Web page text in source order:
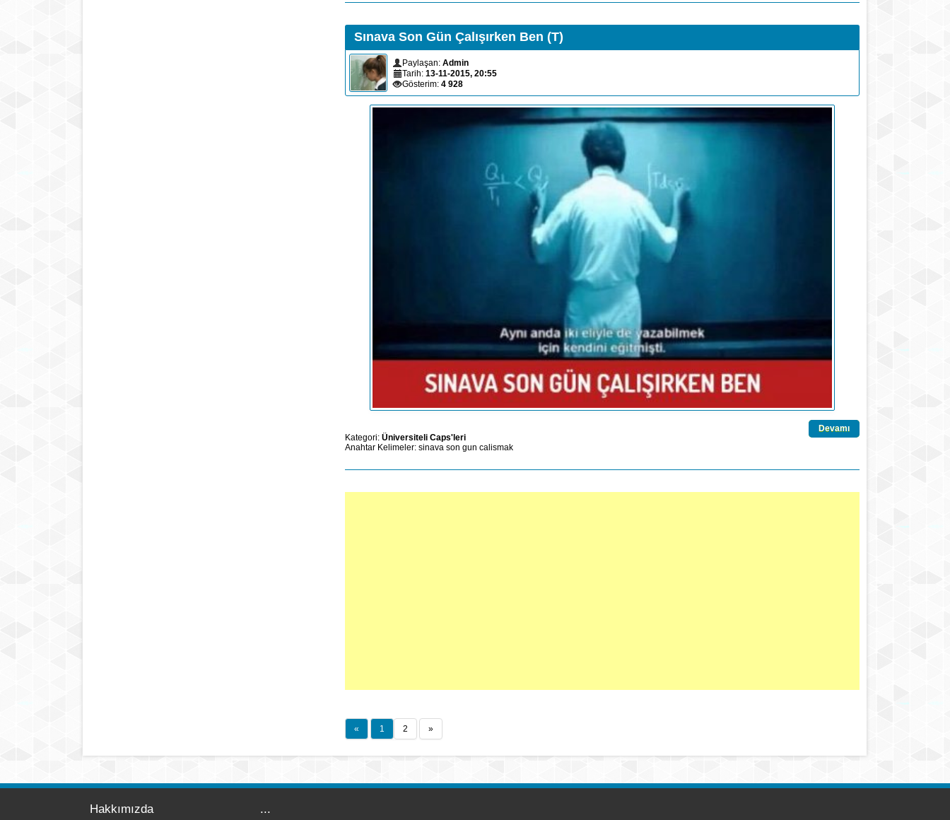
Sınava Son Gün Çalışırken Ben (T)
Paylaşan: Admin
Tarih: 13-11-2015, 20:55
Gösterim: 4 928
Devamı
Kategori: Üniversiteli Caps'leri
Anahtar Kelimeler: sinava son gun calismak
« 1 2 »
Hakkımızda ...